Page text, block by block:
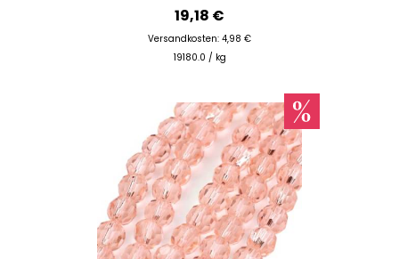
19,18 €
Versandkosten: 4,98 €
19180.0 / kg